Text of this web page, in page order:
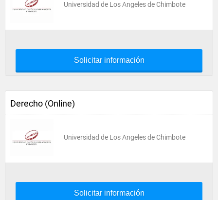
Universidad de Los Angeles de Chimbote
Solicitar información
Derecho (Online)
Universidad de Los Angeles de Chimbote
Solicitar información